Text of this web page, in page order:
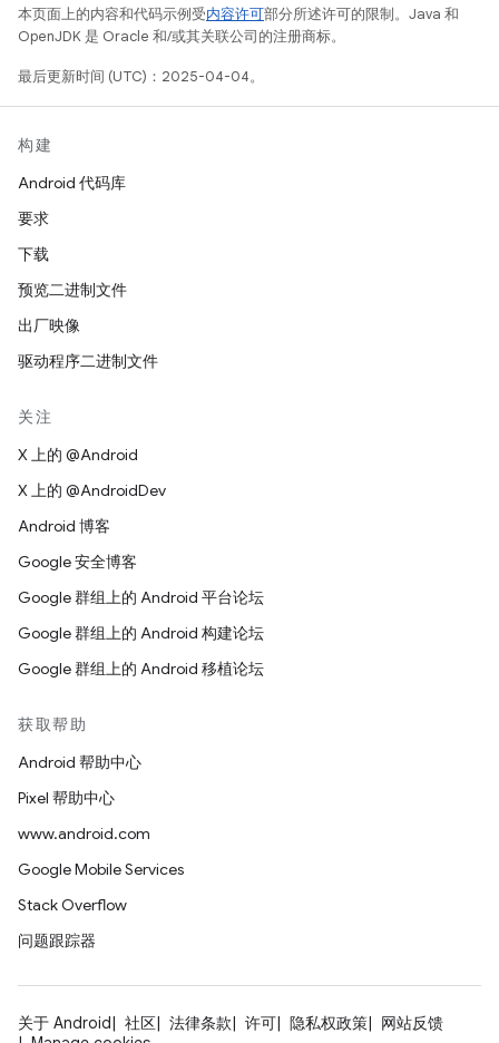
本页面上的内容和代码示例受内容许可部分所述许可的限制。Java 和
OpenJDK 是 Oracle 和/或其关联公司的注册商标。
最后更新时间 (UTC)：2025-04-04。
构建
Android 代码库
要求
下载
预览二进制文件
出厂映像
驱动程序二进制文件
关注
X 上的 @Android
X 上的 @AndroidDev
Android 博客
Google 安全博客
Google 群组上的 Android 平台论坛
Google 群组上的 Android 构建论坛
Google 群组上的 Android 移植论坛
获取帮助
Android 帮助中心
Pixel 帮助中心
www.android.com
Google Mobile Services
Stack Overflow
问题跟踪器
关于 Android 社区 法律条款 许可 隐私权政策
网站反馈